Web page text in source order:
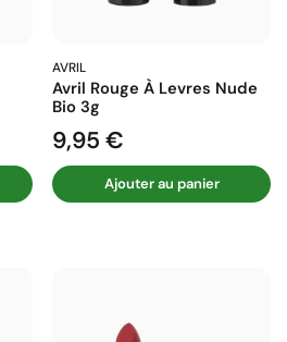
AVRIL
Avril Rouge À Levres Nude
Bio 3g
Prix
9,95 €
Ajouter au panier